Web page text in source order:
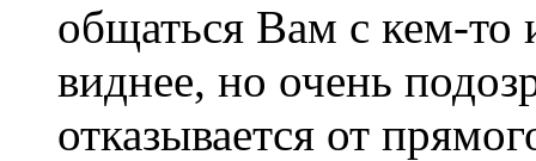
общаться Вам с кем-то
виднее, но очень
отказывается от